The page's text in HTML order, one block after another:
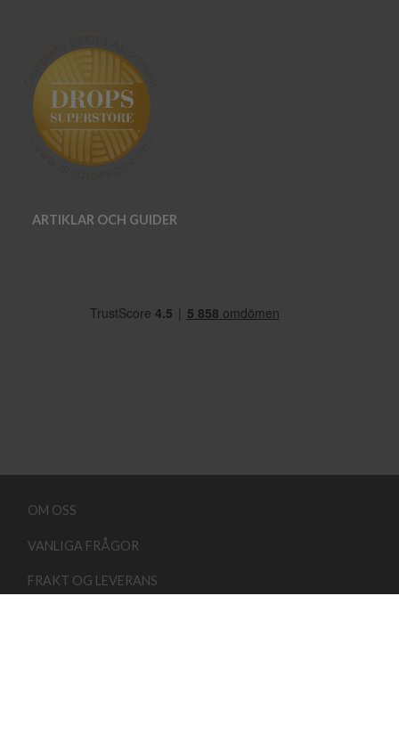
ARTIKLAR OCH GUIDER
OM OSS
VANLIGA FRÅGOR
FRAKT OG LEVERANS